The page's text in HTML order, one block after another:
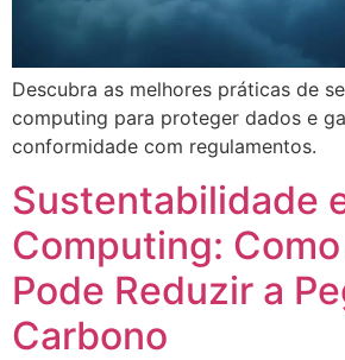
Descubra as melhores práticas de
computing para proteger dados e
conformidade com regulamentos.
Sustentabilidade
Computing:
Pode Reduzir a
Carbono